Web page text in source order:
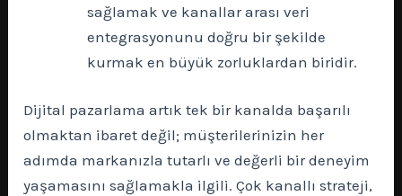
sağlamak ve kanallar arası veri
entegrasyonunu doğru bir şekilde
kurmak en büyük zorluklardan biridir.
Dijital pazarlama artık tek bir kanalda başarılı
olmaktan ibaret değil; müşterilerinizin her
adımda markanızla tutarlı ve değerli bir deneyim
yaşamasını sağlamakla ilgili. Çok kanallı strateji,